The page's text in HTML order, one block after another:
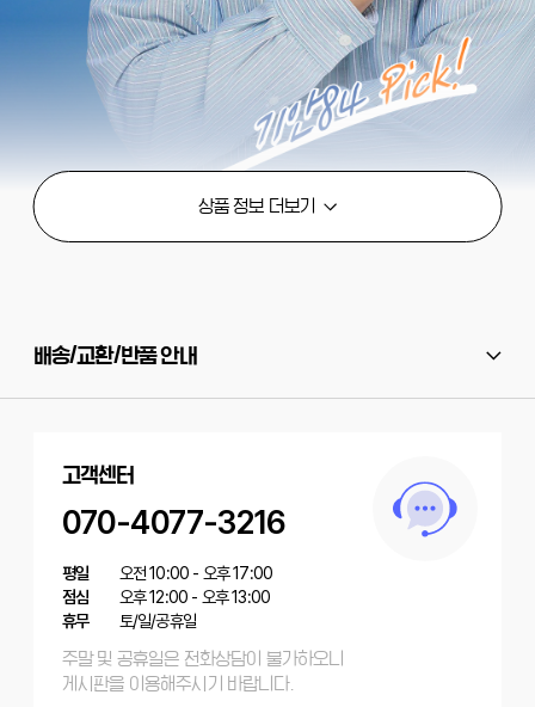
배송/교환/반품 안내
고객센터
070-4077-3216
평일
오전 10:00 - 오후 17:00
점심
오후 12:00 - 오후 13:00
휴무
토/일/공휴일
주말 및 공휴일은 전화상담이 불가하오니
게시판을 이용해주시기 바랍니다.